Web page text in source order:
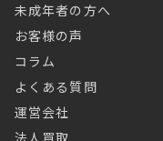
未成年者の方へ
お客様の声
コラム
よくある質問
運営会社
法人買取